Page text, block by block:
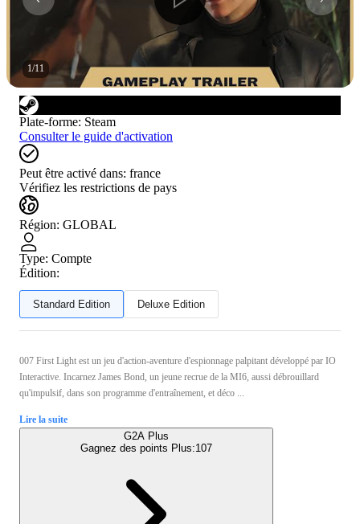
1/11
Plate-forme: Steam
Consulter le guide d'activation
Peut être activé dans: france
Vérifiez les restrictions de pays
Région: GLOBAL
Type: Compte
Édition:
Standard Edition Deluxe Edition
007 First Light est un jeu d'action-aventure d'espionnage palpitant développé par IO
Interactive. Incarnez James Bond, un jeune recrue de la MI6, aussi débrouillard
qu'impulsif, dans son programme d'entraînement, et déco ...
Lire la suite
G2A Plus
Gagnez des points Plus:107